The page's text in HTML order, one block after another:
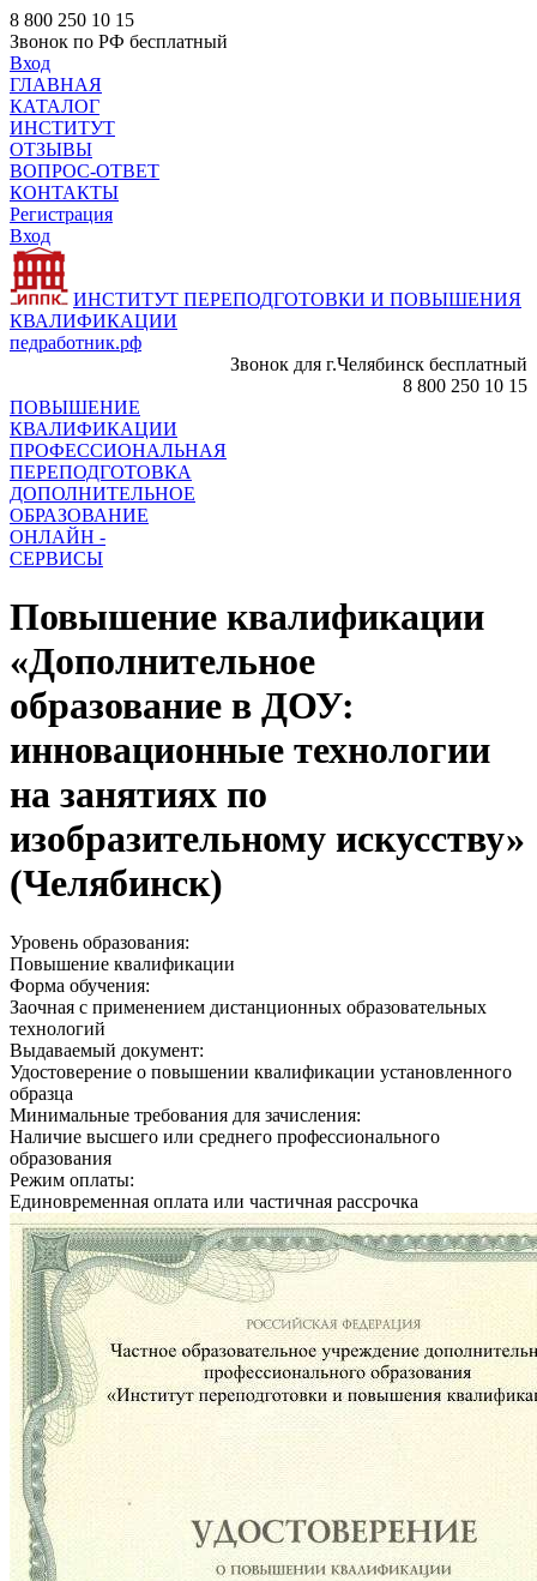
8 800 250 10 15
Звонок по РФ бесплатный
Вход
ГЛАВНАЯ
КАТАЛОГ
ИНСТИТУТ
ОТЗЫВЫ
ВОПРОС-ОТВЕТ
КОНТАКТЫ
Регистрация
Вход
ИНСТИТУТ ПЕРЕПОДГОТОВКИ И ПОВЫШЕНИЯ
КВАЛИФИКАЦИИ
педработник.рф
Звонок для г.Челябинск бесплатный
8 800 250 10 15
ПОВЫШЕНИЕ
КВАЛИФИКАЦИИ
ПРОФЕССИОНАЛЬНАЯ
ПЕРЕПОДГОТОВКА
ДОПОЛНИТЕЛЬНОЕ
ОБРАЗОВАНИЕ
ОНЛАЙН -
СЕРВИСЫ
Повышение квалификации
«Дополнительное
образование в ДОУ:
инновационные технологии
на занятиях по
изобразительному искусству»
(Челябинск)
Уровень образования:
Повышение квалификации
Форма обучения:
Заочная с применением дистанционных образовательных
технологий
Выдаваемый документ:
Удостоверение о повышении квалификации установленного
образца
Минимальные требования для зачисления:
Наличие высшего или среднего профессионального
образования
Режим оплаты:
Единовременная оплата или частичная рассрочка